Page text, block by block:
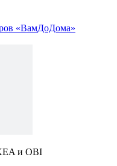
«ВамДоДома»
и OBI